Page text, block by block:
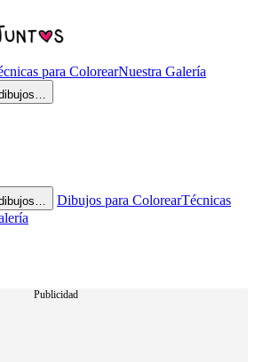
para ColorearNuestra Galería
Dibujos para ColorearTécnicas
Publicidad